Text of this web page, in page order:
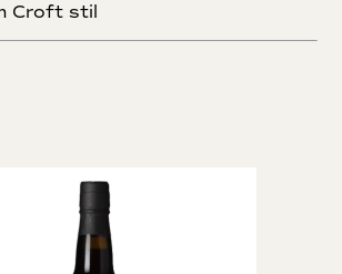
Croft stil